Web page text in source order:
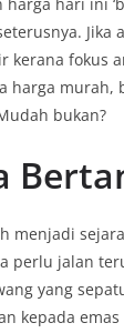
Jika
kerana fokus
harga murah,
bukan?
menjadi
perlu jalan
yang
kepada